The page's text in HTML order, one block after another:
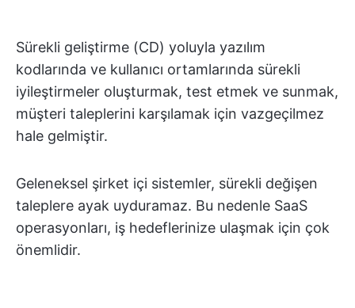
Sürekli geliştirme (CD) yoluyla yazılım
kodlarında ve kullanıcı ortamlarında sürekli
iyileştirmeler oluşturmak, test etmek ve sunmak,
müşteri taleplerini karşılamak için vazgeçilmez
hale gelmiştir.
Geleneksel şirket içi sistemler, sürekli değişen
taleplere ayak uyduramaz. Bu nedenle SaaS
operasyonları, iş hedeflerinize ulaşmak için çok
önemlidir.